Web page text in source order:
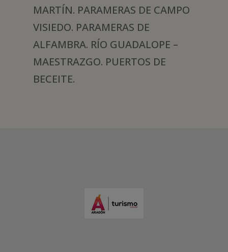
MARTÍN. PARAMERAS DE CAMPO
VISIEDO. PARAMERAS DE
ALFAMBRA. RÍO GUADALOPE –
MAESTRAZGO. PUERTOS DE
BECEITE.